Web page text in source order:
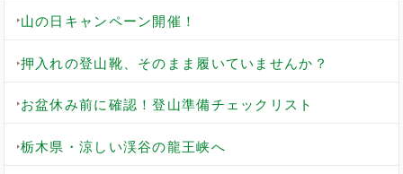
山の日キャンペーン開催！
押入れの登山靴、そのまま履いていませんか？
お盆休み前に確認！登山準備チェックリスト
栃木県・涼しい渓谷の龍王峡へ